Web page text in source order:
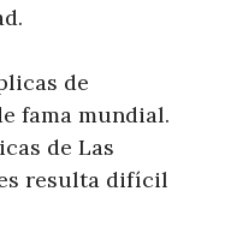
de
fama mundial.
de Las
resulta difícil